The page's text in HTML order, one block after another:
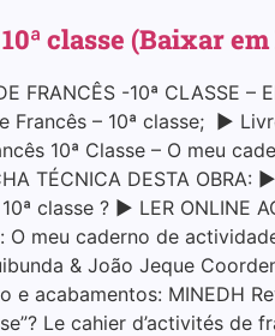
classe (Baixar em
FRANCÊS -10ª CLASSE –
Francês – 10ª classe; ▶
10ª Classe – O meu
TÉCNICA DESTA
classe ? ▶ LER ONLINE
meu caderno de
& João Jeque
e acabamentos: MINEDH
Le cahier d’activités